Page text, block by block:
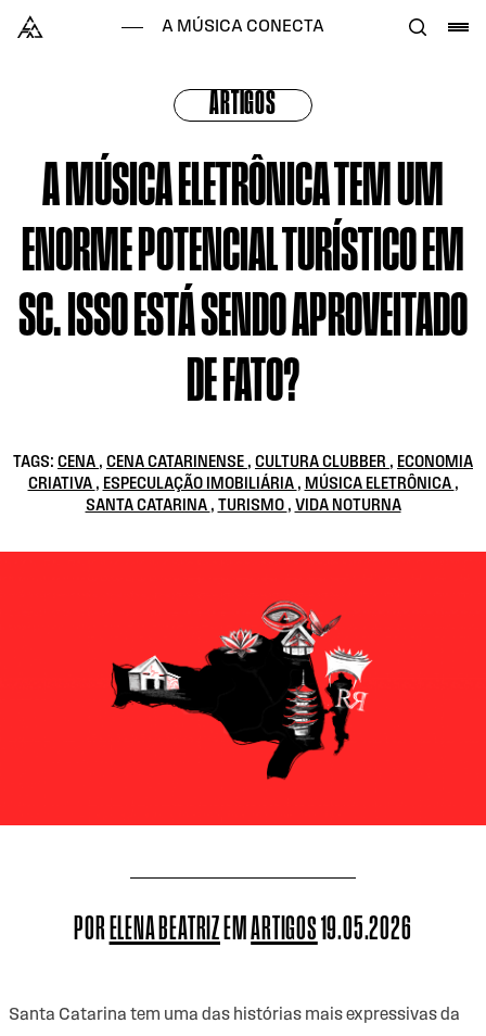
Alataj
A MÚSICA CONECTA
ARTIGOS
A MÚSICA ELETRÔNICA TEM UM
ENORME POTENCIAL TURÍSTICO EM
SC. ISSO ESTÁ SENDO APROVEITADO
DE FATO?
TAGS: CENA , CENA CATARINENSE , CULTURA CLUBBER , ECONOMIA
CRIATIVA , ESPECULAÇÃO IMOBILIÁRIA , MÚSICA ELETRÔNICA ,
SANTA CATARINA , TURISMO , VIDA NOTURNA
PORELENA BEATRIZEMARTIGOS19.05.2026
Santa Catarina tem uma das histórias mais expressivas da